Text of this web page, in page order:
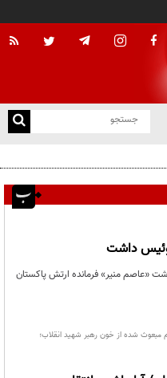
داشت
«عاصم منیر» فرمانده ارتش پاکستان
مبعوث شده از خون رهبر شهید انقلاب؛